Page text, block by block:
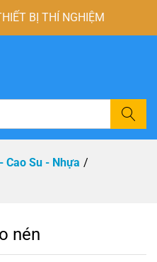
BỊ THÍ NGHIỆM
Tìm
Cao Su - Nhựa /
nén